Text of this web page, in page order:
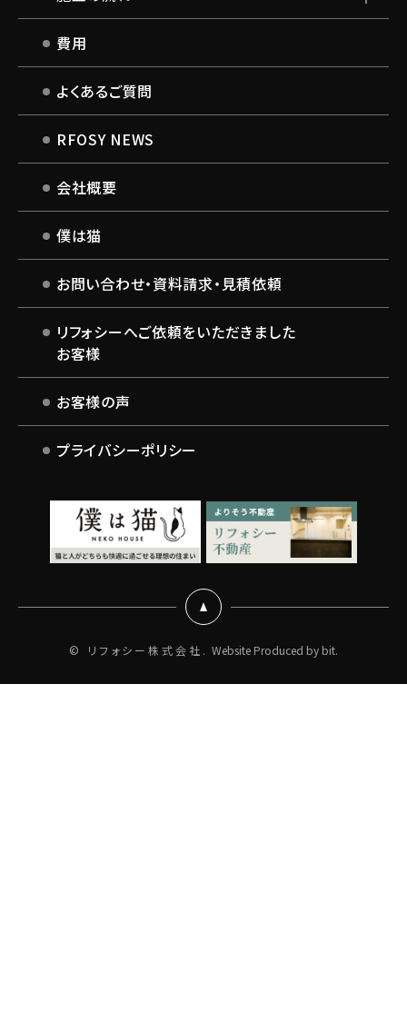
費用
よくあるご質問
RFOSY NEWS
会社概要
僕は猫
お問い合わせ・資料請求・見積依頼
リフォシーへご依頼をいただきました
お客様
お客様の声
プライバシーポリシー
© リフォシー株式会社. Website Produced by bit.